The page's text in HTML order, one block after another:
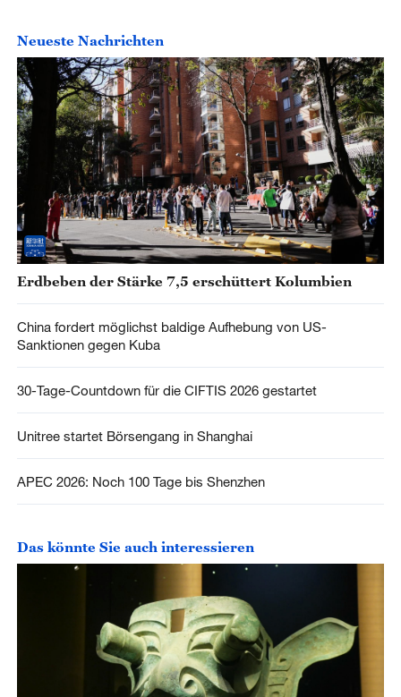
Neueste Nachrichten
Erdbeben der Stärke 7,5 erschüttert Kolumbien
China fordert möglichst baldige Aufhebung von US-
Sanktionen gegen Kuba
30-Tage-Countdown für die CIFTIS 2026 gestartet
Unitree startet Börsengang in Shanghai
APEC 2026: Noch 100 Tage bis Shenzhen
Das könnte Sie auch interessieren